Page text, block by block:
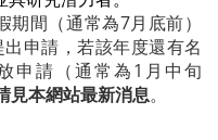
期間（通常為7月底前）
申請，若該年度還有名
申請（通常為1月中旬
見本網站最新消息。